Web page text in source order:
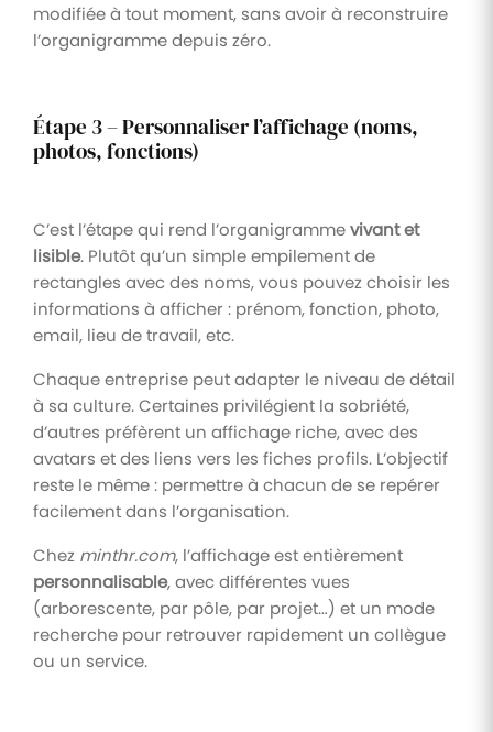
modifiée à tout moment, sans avoir à reconstruire
l’organigramme depuis zéro.
Étape 3 – Personnaliser l’affichage (noms,
photos, fonctions)
C’est l’étape qui rend l’organigrammevivant et
lisible. Plutôt qu’un simple empilement de
rectangles avec des noms, vous pouvez choisir les
informations à afficher : prénom, fonction, photo,
email, lieu de travail, etc.
Chaque entreprise peut adapter le niveau de détail
à sa culture. Certaines privilégient la sobriété,
d’autres préfèrent un affichage riche, avec des
avatars et des liens vers les fiches profils. L’objectif
reste le même : permettre à chacun de se repérer
facilement dans l’organisation.
Chez minthr.com, l’affichage est entièrement
personnalisable, avec différentes vues
(arborescente, par pôle, par projet…) et un mode
recherche pour retrouver rapidement un collègue
ou un service.